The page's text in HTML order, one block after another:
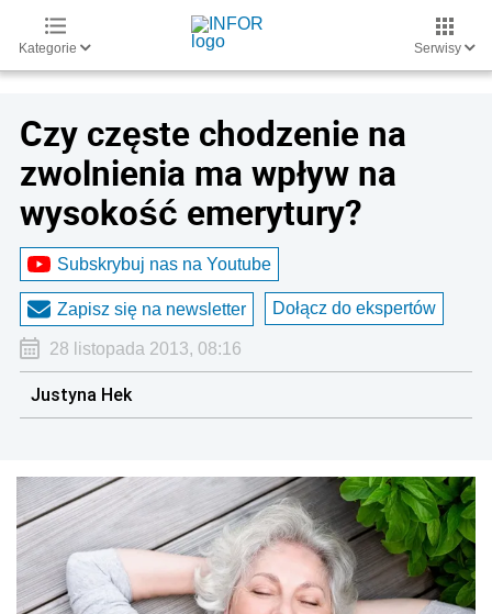
Kategorie Serwisy
Czy częste chodzenie na
zwolnienia ma wpływ na
wysokość emerytury?
Subskrybuj nas na Youtube
Zapisz się na newsletter Dołącz do ekspertów
28 listopada 2013, 08:16
Justyna Hek